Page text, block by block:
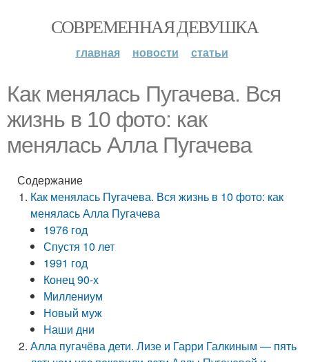
СОВРЕМЕННАЯ ДЕВУШКА
главная новости статьи
Как менялась Пугачева. Вся
жизнь в 10 фото: как
менялась Алла Пугачева
Содержание
Как менялась Пугачева. Вся жизнь в 10 фото: как
менялась Алла Пугачева
1976 год
Спустя 10 лет
1991 год
Конец 90-х
Миллениум
Новый муж
Наши дни
Алла пугачёва дети. Лизе и Гарри Галкиным — пять